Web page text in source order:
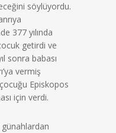
söylüyordu.
377 yılında
getirdi ve
sonra babası
vermiş
Episkopos
için verdi.